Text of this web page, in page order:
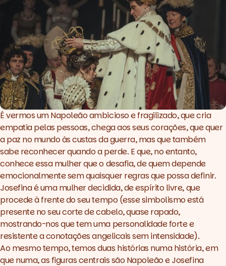
É vermos um Napoleão ambicioso e fragilizado, que cria
empatia pelas pessoas, chega aos seus corações, que quer
a paz no mundo às custas da guerra, mas que também
sabe reconhecer quando a perde. E que, no entanto,
conhece essa mulher que o desafia, de quem depende
emocionalmente sem quaisquer regras que possa definir.
Josefina é uma mulher decidida, de espírito livre, que
procede à frente do seu tempo (esse simbolismo está
presente no seu corte de cabelo, quase rapado,
mostrando-nos que tem uma personalidade forte e
resistente a conotações angelicais sem intensidade).
Ao mesmo tempo, temos duas histórias numa história, em
que numa, as figuras centrais são Napoleão e Josefina